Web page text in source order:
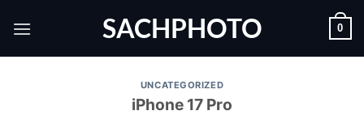
qua
SACHPHOTO 0
UNCATEGORIZED
iPhone 17 Pro